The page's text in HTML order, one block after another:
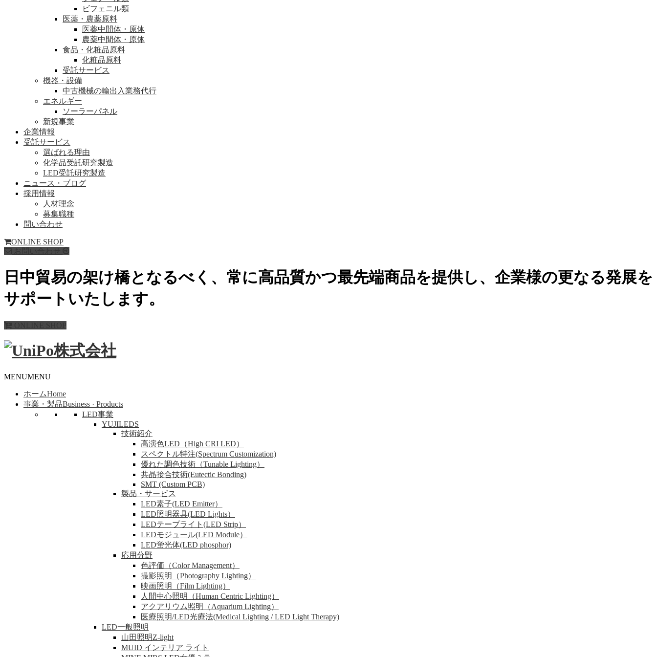
ビフェニル類
医薬・農薬原料
医薬中間体・原体
農薬中間体・原体
食品・化粧品原料
化粧品原料
受託サービス
機器・設備
中古機械の輸出入業務代行
エネルギー
ソーラーパネル
新規事業
企業情報
受託サービス
選ばれる理由
化学品受託研究製造
LED受託研究製造
ニュース・ブログ
採用情報
人材理念
募集職種
問い合わせ
ONLINE SHOP
日中貿易の架け橋となるべく、常に高品質かつ最先端商品を提供し、企業様の更なる発展を
サポートいたします。
MENUMENU
ホームHome
事業・製品Business · Products
LED事業
YUJILEDS
技術紹介
高演色LED（High CRI LED）
スペクトル特注(Spectrum Customization)
優れた調色技術（Tunable Lighting）
共晶接合技術(Eutectic Bonding)
SMT (Custom PCB)
製品・サービス
LED素子(LED Emitter）
LED照明器具(LED Lights）
LEDテープライト(LED Strip）
LEDモジュール(LED Module）
LED蛍光体(LED phosphor)
応用分野
色評価（Color Management）
撮影照明（Photography Lighting）
映画照明（Film Lighting）
人間中心照明（Human Centric Lighting）
アクアリウム照明（Aquarium Lighting）
医療照明/LED光療法(Medical Lighting / LED Light Therapy)
LED一般照明
山田照明Z-light
MUID インテリア ライト